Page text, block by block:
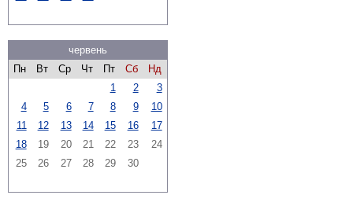
червень
Пн
Вт Ср Чт Пт Сб
Нд
1
2
3
4
5 6 7 8 9
10
11
12 13 14 15 16
17
18
19 20 21 22 23
24
25
26 27 28 29 30